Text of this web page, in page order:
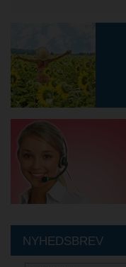
NYHEDSBREV